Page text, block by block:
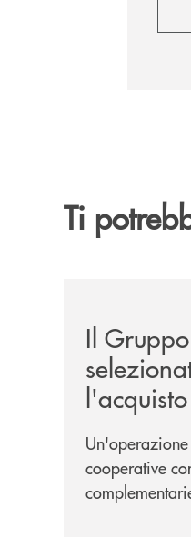
Ti
Il
cooperative